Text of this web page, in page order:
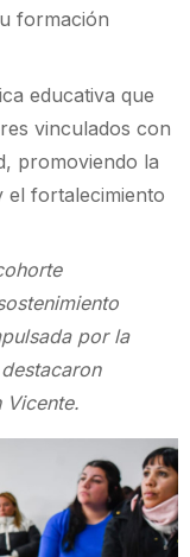
formación
educativa que
vinculados con
promoviendo la
el fortalecimiento
por la
Vicente.